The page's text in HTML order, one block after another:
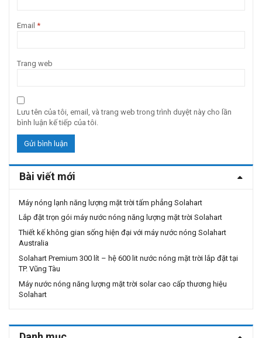
Email *
Trang web
Lưu tên của tôi, email, và trang web trong trình duyệt này cho lần
bình luận kế tiếp của tôi.
Bài viết mới
Máy nóng lạnh năng lượng mặt trời tấm phẳng Solahart
Lắp đặt trọn gói máy nước nóng năng lượng mặt trời Solahart
Thiết kế không gian sống hiện đại với máy nước nóng Solahart
Australia
Solahart Premium 300 lít – hệ 600 lit nước nóng mặt trời lắp đặt tại
TP. Vũng Tàu
Máy nước nóng năng lượng mặt trời solar cao cấp thương hiệu
Solahart